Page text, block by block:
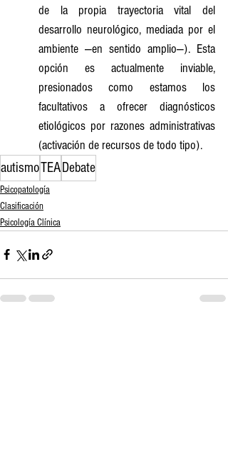
de la propia trayectoria vital del
desarrollo neurológico, mediada por el
ambiente —en sentido amplio—). Esta
opción es actualmente inviable,
presionados como estamos los
facultativos a ofrecer diagnósticos
etiológicos por razones administrativas
(activación de recursos de todo tipo).
autismoTEADebate
Psicopatología
Clasificación
Psicología Clínica